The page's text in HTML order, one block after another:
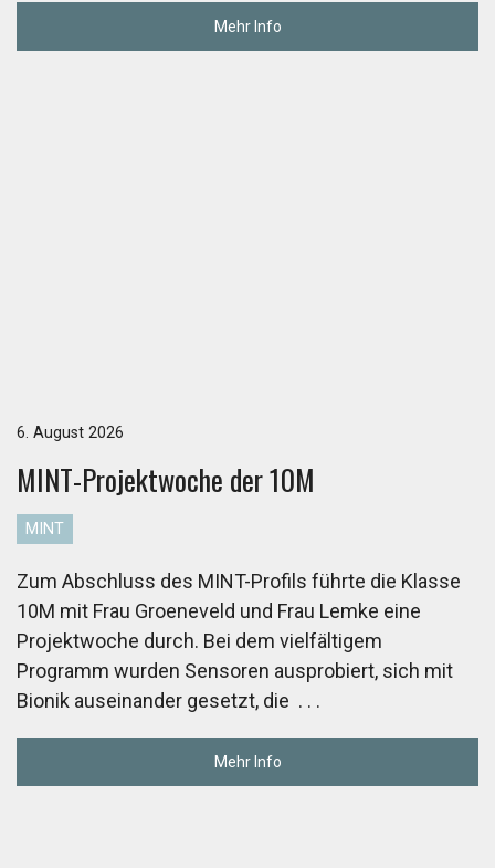
Mehr Info
6. August 2026
MINT-Pro­jekt­wo­che der 10M
MINT
Zum Abschluss des MINT-Profils führte die Klasse
10M mit Frau Groeneveld und Frau Lemke eine
Projektwoche durch. Bei dem vielfältigem
Programm wurden Sensoren ausprobiert, sich mit
Bionik auseinander gesetzt, die . . .
Mehr Info